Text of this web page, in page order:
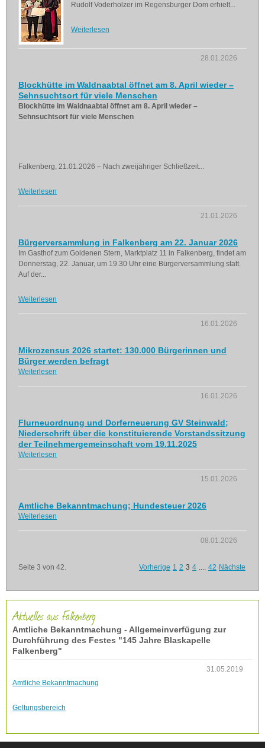
Rudolf Voderholzer im Regensburger Dom erhielt...
Weiterlesen
28.01.2026
Blockhütte im Waldnaabtal öffnet am 8. April wieder –
Sehnsuchtsort für viele Menschen
Blockhütte im Waldnaabtal öffnet am 8. April wieder –
Sehnsuchtsort für viele Menschen
Falkenberg, 21.01.2026 – Nach zweijähriger Schließzeit...
Weiterlesen
21.01.2026
Bürgerversammlung in Falkenberg am 22. Januar 2026
Im Gasthof zum Goldenen Stern, Marktplatz 11 in Falkenberg, findet am
Donnerstag, 22. Januar, um 19.30 Uhr eine Bürgerversammlung statt.
Auf der...
Weiterlesen
16.01.2026
Mikrozensus 2026 startet: 130.000 Bürgerinnen und
Bürger werden befragt
Weiterlesen
16.01.2026
Flurneuordnung und Dorferneuerung GV Steinwald;
Niederschrift über die konstituierende Vorstandssitzung
der Teilnehmergemeinschaft vom 19.11.2025
Weiterlesen
15.01.2026
Amtliche Bekanntmachung; Hundesteuer 2026
Weiterlesen
08.01.2026
Seite 3 von 42. Vorherige 1 2 3 4 .... 42 Nächste
Aktuelles aus Falkenberg
Amtliche Bekanntmachung - Allgemeinverfügung zur
Durchführung des Festes "145 Jahre Blaskapelle
Falkenberg"
31.05.2019
Amtliche Bekanntmachung
Geltungsbereich